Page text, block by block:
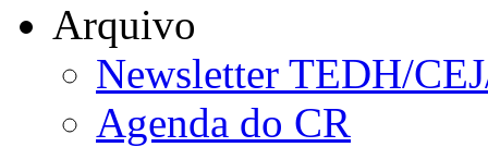
Arquivo
Newsletter TEDH/
Agenda do CR